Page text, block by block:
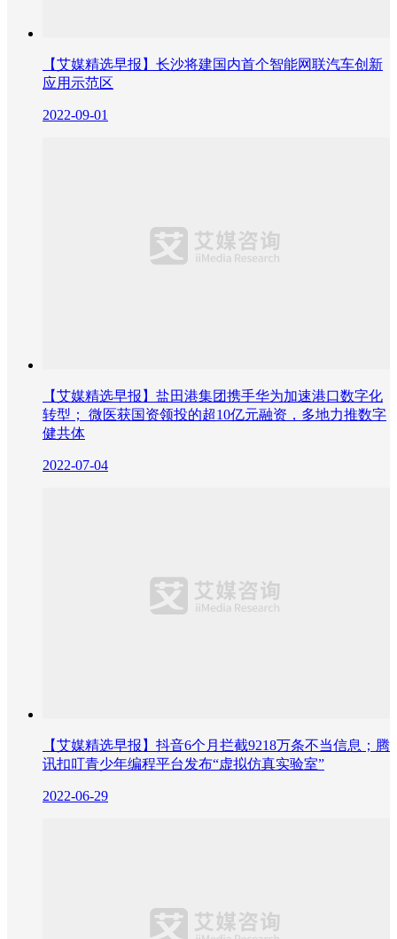
【艾媒精选早报】长沙将建国内首个智能网联汽车创新
应用示范区
2022-09-01
【艾媒精选早报】盐田港集团携手华为加速港口数字化
转型； 微医获国资领投的超10亿元融资，多地力推数字
健共体
2022-07-04
【艾媒精选早报】抖音6个月拦截9218万条不当信息；腾
讯扣叮青少年编程平台发布“虚拟仿真实验室”
2022-06-29